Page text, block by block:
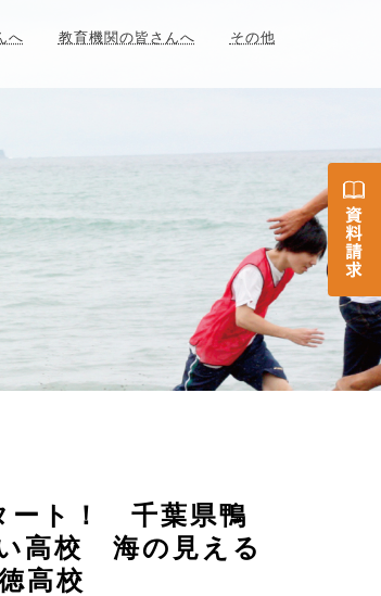
へ 教育機関の皆さんへ その他
ート！ 千葉県鴨
高校 海の見える
高校